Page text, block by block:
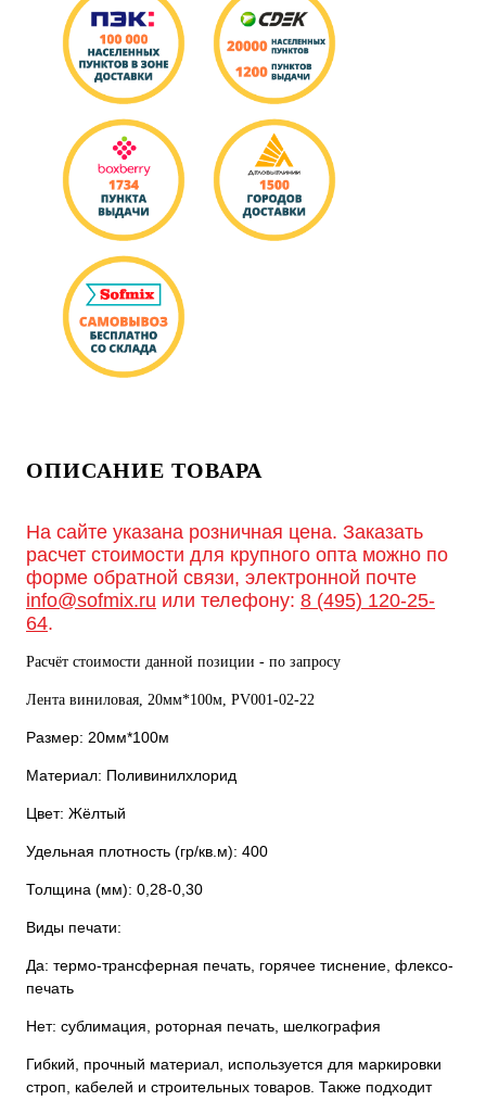
ОПИСАНИЕ ТОВАРА
На сайте указана розничная цена. Заказать
расчет стоимости для крупного опта можно по
форме обратной связи, электронной почте
info@sofmix.ru или телефону: 8 (495) 120-25-
64.
Расчёт стоимости данной позиции - по запросу
Лента виниловая, 20мм*100м, PV001-02-22
Размер: 20мм*100м
Материал: Поливинилхлорид
Цвет: Жёлтый
Удельная плотность (гр/кв.м): 400
Толщина (мм): 0,28-0,30
Виды печати:
Да: термо-трансферная печать, горячее тиснение, флексо-
печать
Нет: сублимация, роторная печать, шелкография
Гибкий, прочный материал, используется для маркировки
строп, кабелей и строительных товаров. Также подходит